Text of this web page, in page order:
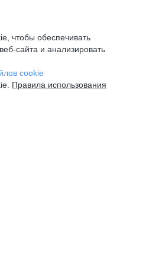
чтобы обеспечивать
сайта и анализировать
cookie
Правила использования